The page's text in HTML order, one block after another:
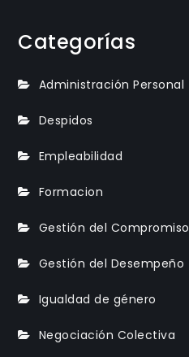
Categorías
Administración Personal
Despidos
Empleabilidad
Formacion
Gestión del Compromiso
Gestión del Desempeño
Igualdad de género
Negociación Colectiva